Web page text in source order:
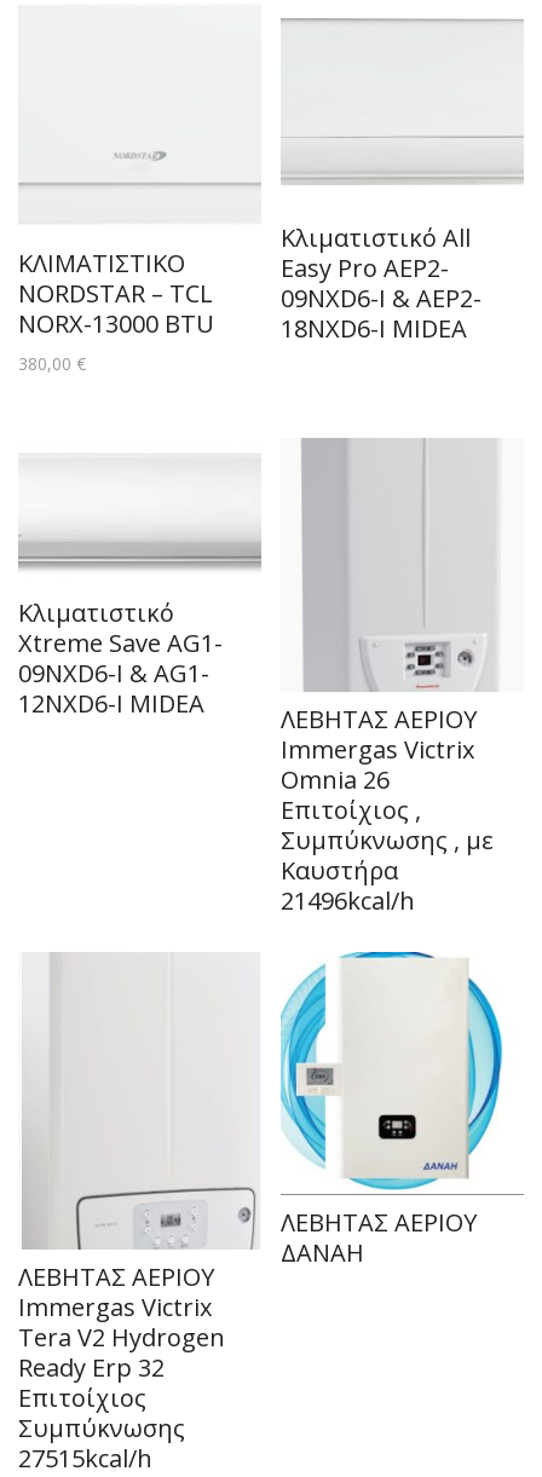
ΚΛΙΜΑΤΙΣΤΙΚΟ
NORDSTAR – TCL
NORX-13000 BTU
380,00 €
Κλιματιστικό All
Easy Pro AEP2-
09NXD6-I & AEP2-
18NXD6-I MIDEA
Κλιματιστικό
Xtreme Save AG1-
09NXD6-I & AG1-
12NXD6-I MIDEA
ΛΕΒΗΤΑΣ ΑΕΡΙΟΥ
Immergas Victrix
Omnia 26
Επιτοίχιος ,
Συμπύκνωσης , με
Καυστήρα
21496kcal/h
ΛΕΒΗΤΑΣ ΑΕΡΙΟΥ
Immergas Victrix
Tera V2 Hydrogen
Ready Erp 32
Επιτοίχιος
Συμπύκνωσης
27515kcal/h
ΛΕΒΗΤΑΣ ΑΕΡΙΟΥ
ΔΑΝΑΗ